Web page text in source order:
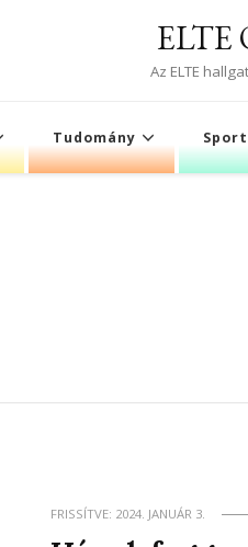
ELTE
Az ELTE
Tudomány Sport
FRISSÍTVE: 2024. JANUÁR 3.